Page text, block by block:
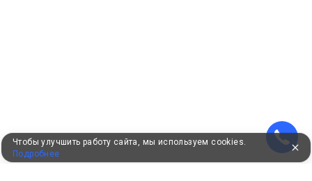
Чтобы улучшить работу сайта, мы используем cookies.
Подробнее